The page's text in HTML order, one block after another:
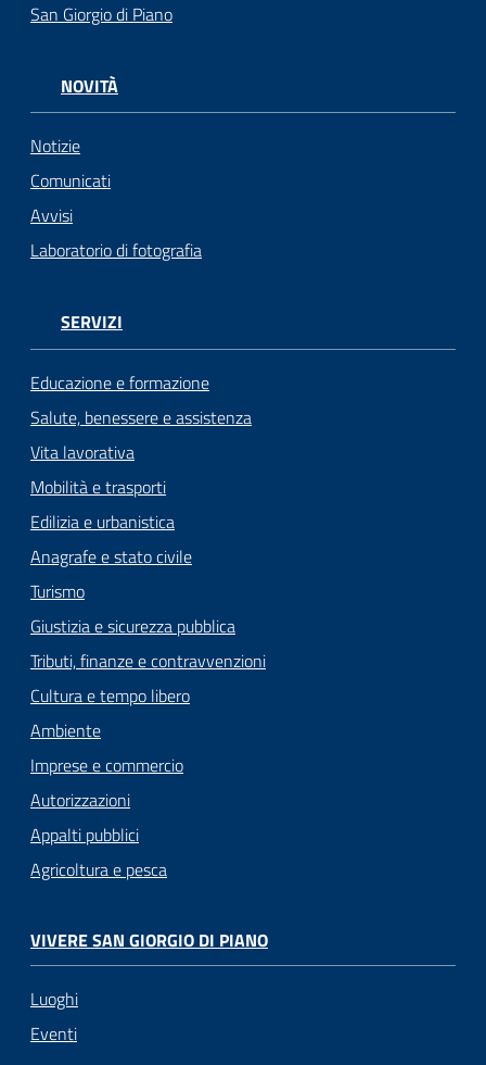
San Giorgio di Piano
NOVITÀ
Notizie
Comunicati
Avvisi
Laboratorio di fotografia
SERVIZI
Educazione e formazione
Salute, benessere e assistenza
Vita lavorativa
Mobilità e trasporti
Edilizia e urbanistica
Anagrafe e stato civile
Turismo
Giustizia e sicurezza pubblica
Tributi, finanze e contravvenzioni
Cultura e tempo libero
Ambiente
Imprese e commercio
Autorizzazioni
Appalti pubblici
Agricoltura e pesca
VIVERE SAN GIORGIO DI PIANO
Luoghi
Eventi